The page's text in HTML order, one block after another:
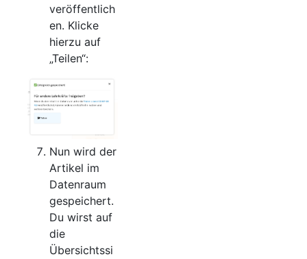
veröffentlich
en. Klicke
hierzu auf
„Teilen“:
Nun wird der
Artikel im
Datenraum
gespeichert.
Du wirst auf
die
Übersichtssi